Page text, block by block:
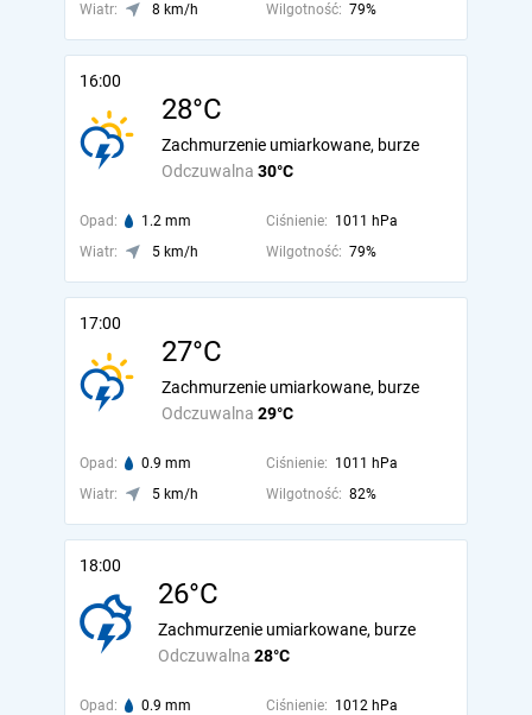
Wiatr:
8 km/h Wilgotność: 79%
16:00
28°C
Odczuwalna 30°C
Zachmurzenie umiarkowane, burze
Opad: 1.2 mm Ciśnienie: 1011 hPa
Wiatr:
5 km/h Wilgotność: 79%
17:00
27°C
Odczuwalna 29°C
Zachmurzenie umiarkowane, burze
Opad: 0.9 mm Ciśnienie: 1011 hPa
Wiatr:
5 km/h Wilgotność: 82%
18:00
26°C
Odczuwalna 28°C
Zachmurzenie umiarkowane, burze
Opad: 0.9 mm Ciśnienie: 1012 hPa